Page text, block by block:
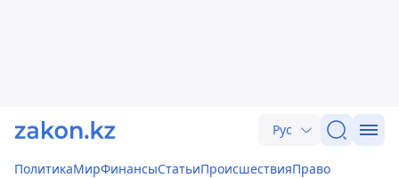
Рус
ПолитикаМирФинансыСтатьиПроисшествияПраво